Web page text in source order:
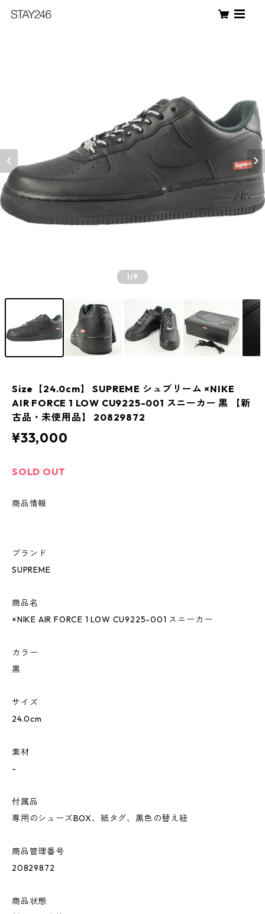
1/9
Size【24.0cm】 SUPREME シュプリーム ×NIKE
AIR FORCE 1 LOW CU9225-001 スニーカー 黒 【新
古品・未使用品】 20829872
¥33,000
SOLD OUT
商品情報
ブランド
SUPREME
商品名
×NIKE AIR FORCE 1 LOW CU9225-001 スニーカー
カラー
黒
サイズ
24.0cm
素材
-
付属品
専用のシューズBOX、紙タグ、黒色の替え紐
商品管理番号
20829872
商品状態